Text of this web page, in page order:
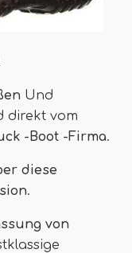
Und
direkt vom
-Boot -Firma.
diese
.
von